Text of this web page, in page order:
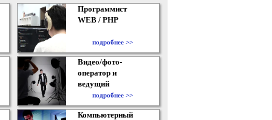
Программист
WEB / PHP
подробнее >>
Видео/фото-
оператор и
ведущий
подробнее >>
Компьютерный